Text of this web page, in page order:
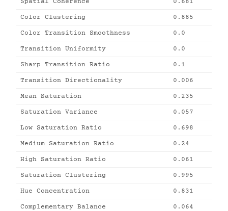
Spatial Coherence 0.681
Color Clustering 0.885
Color Transition Smoothness 0.0
Transition Uniformity 0.0
Sharp Transition Ratio 0.1
Transition Directionality 0.006
Mean Saturation 0.235
Saturation Variance 0.057
Low Saturation Ratio 0.698
Medium Saturation Ratio 0.24
High Saturation Ratio 0.061
Saturation Clustering 0.995
Hue Concentration 0.831
Complementary Balance 0.064